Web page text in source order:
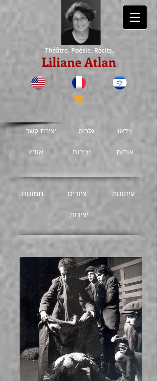
Théâtre. Poésie. Récits.
Liliane Atlan
יצירת קשר גלריה וידאו
אודיו יצירות אודות
תמונות ציורים עיתונות
יצירות